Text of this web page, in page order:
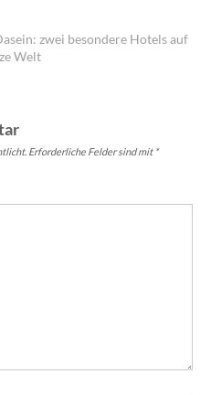
zwei besondere Hotels auf
Welt
Erforderliche Felder sind mit *